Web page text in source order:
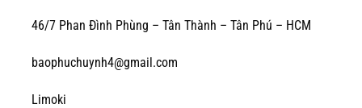
46/7 Phan Đình Phùng – Tân Thành – Tân Phú – HCM
baophuchuynh4@gmail.com
Limoki